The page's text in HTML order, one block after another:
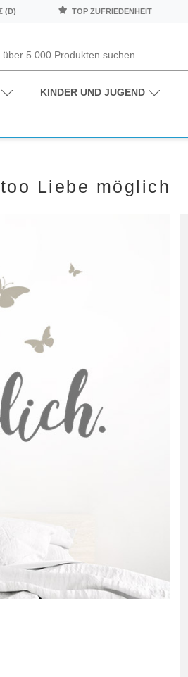
(D) TOP ZUFRIEDENHEIT
KINDER UND JUGEND
Liebe möglich